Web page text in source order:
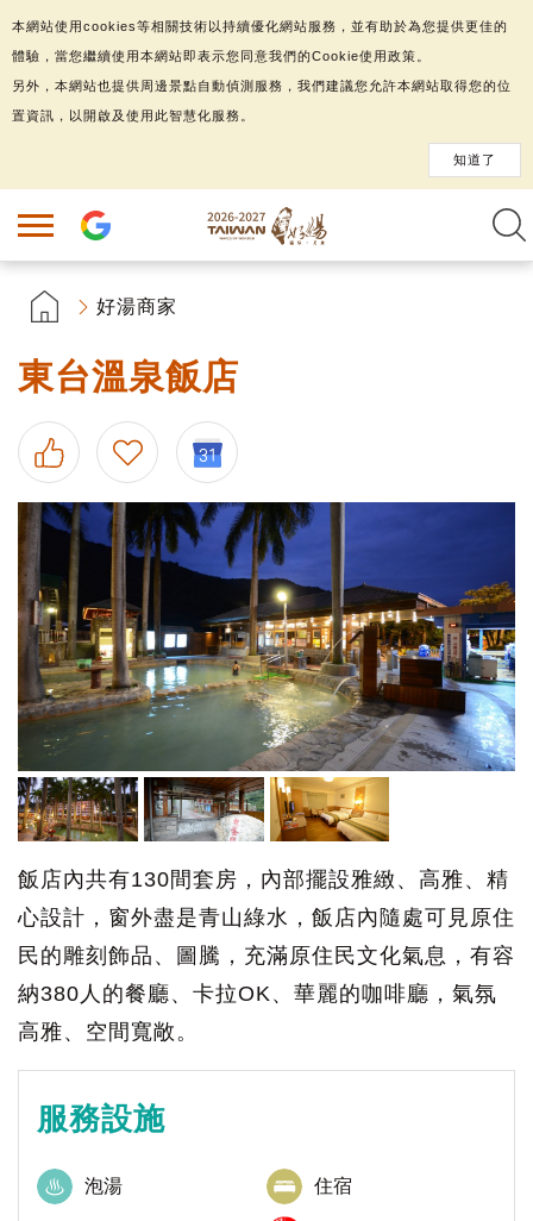
好湯商家
東台溫泉飯店
飯店內共有130間套房，內部擺設雅緻、高雅、精
心設計，窗外盡是青山綠水，飯店內隨處可見原住
民的雕刻飾品、圖騰，充滿原住民文化氣息，有容
納380人的餐廳、卡拉OK、華麗的咖啡廳，氣氛
高雅、空間寬敞。
服務設施
泡湯 住宿
本網站使用cookies等相關技術以持續優化網站服務，並有助於為您提供更佳的
體驗，當您繼續使用本網站即表示您同意我們的Cookie使用政策。
另外，本網站也提供周邊景點自動偵測服務，我們建議您允許本網站取得您的位
置資訊，以開啟及使用此智慧化服務。
知道了